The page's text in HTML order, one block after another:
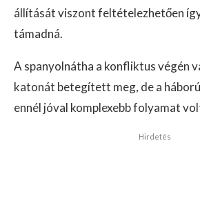
állítását viszont feltételezhetően
támadná.
A spanyolnátha a konfliktus végén
katonát betegített meg, de a
ennél jóval komplexebb folyamat
Hirdetés